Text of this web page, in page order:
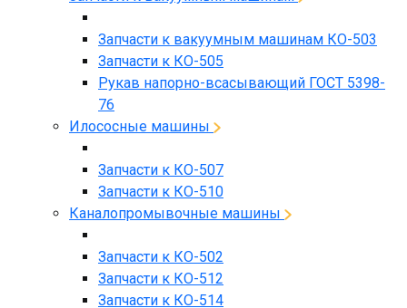
Запчасти к вакуумным машинам КО-503
Запчасти к КО-505
Рукав напорно-всасывающий ГОСТ 5398-
76
Илососные машины
Запчасти к КО-507
Запчасти к КО-510
Каналопромывочные машины
Запчасти к КО-502
Запчасти к КО-512
Запчасти к КО-514